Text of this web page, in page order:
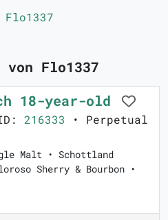
von Flo1337
18-year-old
216333 • Perpetual
Malt • Schottland
Sherry & Bourbon •